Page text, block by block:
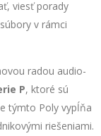
viesť porady
v rámci
radou audio-
P, ktoré sú
týmto Poly vypĺňa
riešeniami.